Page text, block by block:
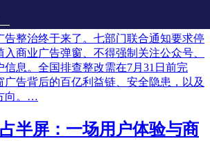
告整治终于来了。七部门联合通知要求停
商业广告弹窗、不得强制关注公众号、
信息。全国排查整改需在7月31日前完
广告背后的百亿利益链、安全隐患，以及
向。…
半屏：一场用户体验与商